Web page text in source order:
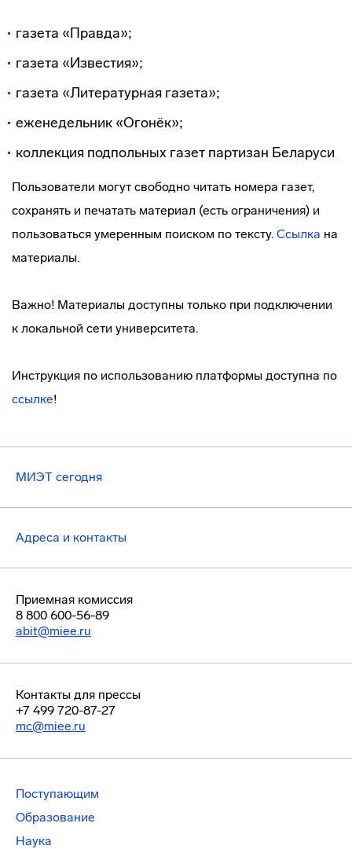
газета «Правда»;
газета «Известия»;
газета «Литературная газета»;
еженедельник «Огонёк»;
коллекция подпольных газет партизан Беларуси
Пользователи могут свободно читать номера газет,
сохранять и печатать материал (есть ограничения) и
пользоваться умеренным поиском по тексту. Ссылка на
материалы.
Важно! Материалы доступны только при подключении
к локальной сети университета.
Инструкция по использованию платформы доступна по
ссылке!
МИЭТ сегодня
Адреса и контакты
Приемная комиссия
8 800 600-56-89
abit@miee.ru
Контакты для прессы
+7 499 720-87-27
mc@miee.ru
Поступающим
Образование
Наука